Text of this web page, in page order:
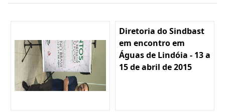
Diretoria do Sindbast
em encontro em
Águas de Lindóia - 13 a
15 de abril de 2015